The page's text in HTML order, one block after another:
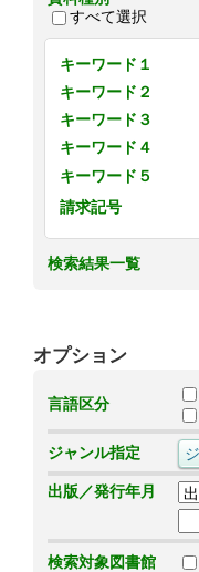
すべて選択
キーワード１
キーワード２
キーワード３
キーワード４
キーワード５
請求記号
検索結果一覧
オプション
言語区分
ジャンル指定
出版／発行年月
検索対象図書館